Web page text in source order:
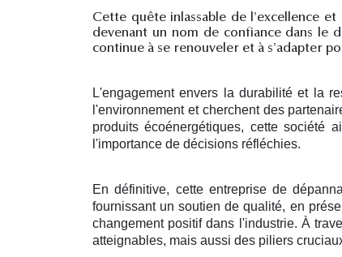
Cette quête inlassable de l'excellence
devenant un nom de confiance dans le
continue à se renouveler et à s'adapter
L'engagement envers la durabilité et la
l'environnement et cherchent des
produits écoénergétiques, cette société
l'importance de décisions réfléchies.
En définitive, cette entreprise de
fournissant un soutien de qualité, en
changement positif dans l'industrie. À
atteignables, mais aussi des piliers